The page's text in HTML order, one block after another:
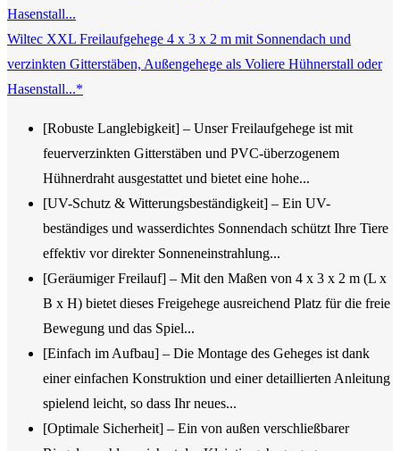
Wiltec XXL Freilaufgehege 4 x 3 x 2 m mit Sonnendach und
verzinkten Gitterstäben, Außengehege als Voliere Hühnerstall oder
Hasenstall...*
[Robuste Langlebigkeit] – Unser Freilaufgehege ist mit
feuerverzinkten Gitterstäben und PVC-überzogenem
Hühnerdraht ausgestattet und bietet eine hohe...
[UV-Schutz & Witterungsbeständigkeit] – Ein UV-
beständiges und wasserdichtes Sonnendach schützt Ihre Tiere
effektiv vor direkter Sonneneinstrahlung...
[Geräumiger Freilauf] – Mit den Maßen von 4 x 3 x 2 m (L x
B x H) bietet dieses Freigehege ausreichend Platz für die freie
Bewegung und das Spiel...
[Einfach im Aufbau] – Die Montage des Geheges ist dank
einer einfachen Konstruktion und einer detaillierten Anleitung
spielend leicht, so dass Ihr neues...
[Optimale Sicherheit] – Ein von außen verschließbarer